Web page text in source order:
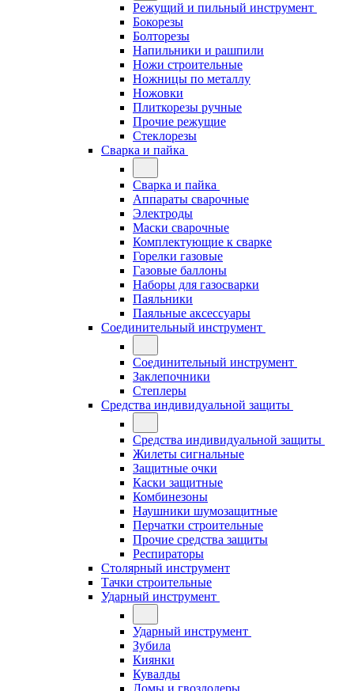
Режущий и пильный инструмент
Бокорезы
Болторезы
Напильники и рашпили
Ножи строительные
Ножницы по металлу
Ножовки
Плиткорезы ручные
Прочие режущие
Стеклорезы
Сварка и пайка
Сварка и пайка
Аппараты сварочные
Электроды
Маски сварочные
Комплектующие к сварке
Горелки газовые
Газовые баллоны
Наборы для газосварки
Паяльники
Паяльные аксессуары
Соединительный инструмент
Соединительный инструмент
Заклепочники
Степлеры
Средства индивидуальной защиты
Средства индивидуальной защиты
Жилеты сигнальные
Защитные очки
Каски защитные
Комбинезоны
Наушники шумозащитные
Перчатки строительные
Прочие средства защиты
Респираторы
Столярный инструмент
Тачки строительные
Ударный инструмент
Ударный инструмент
Зубила
Киянки
Кувалды
Ломы и гвоздодеры